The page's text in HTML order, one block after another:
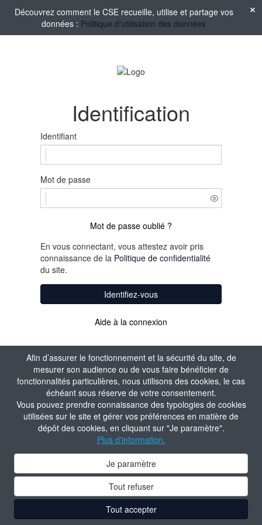
Afin d’assurer le fonctionnement et la sécurité du site, de
mesurer son audience ou de vous faire bénéficier de
fonctionnalités particulières, nous utilisons des cookies, le cas
échéant sous réserve de votre consentement.
Vous pouvez prendre connaissance des typologies de cookies
utilisées sur le site et gérer vos préférences en matière de
dépôt des cookies, en cliquant sur "Je paramètre".
Plus d'information.
Je paramètre
Tout refuser
Tout accepter
Découvrez comment le CSE recueille, utilise et partage vos
données : Politique d'utilisation des données
Identification
Identifiant
Mot de passe
Mot de passe oublié ?
En vous connectant, vous attestez avoir pris
connaissance de la Politique de confidentialité
du site.
Identifiez-vous
Aide à la connexion